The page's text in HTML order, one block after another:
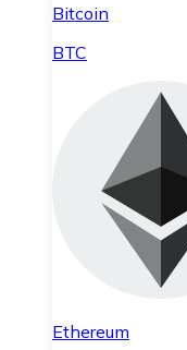
Bitcoin
BTC
Ethereum